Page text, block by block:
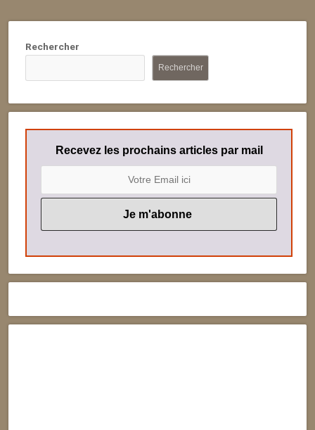
Rechercher
Rechercher
Recevez les prochains articles par mail